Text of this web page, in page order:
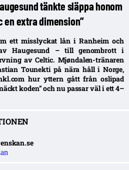
tänkte släppa honom
en extra dimension”
ett misslyckat lån i Ranheim och
Haugesund – till genombrott i
av Celtic. Mjøndalen-tränaren
Tounekti på nära håll i Norge,
hur yttern gått från oslipad
koden” och nu passar väl i ett 4–